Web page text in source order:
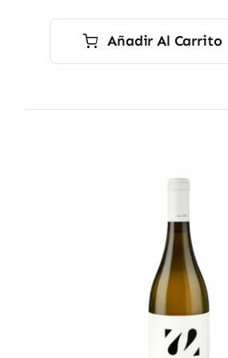
Añadir Al Carrito